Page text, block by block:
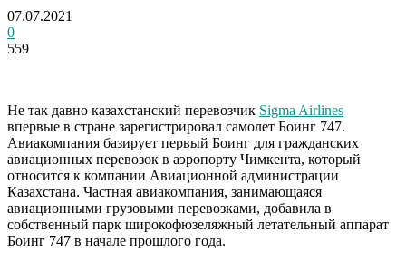
07.07.2021
0
559
Не так давно казахстанский перевозчик Sigma Airlines
впервые в стране зарегистрировал самолет Боинг 747.
Авиакомпания базирует первый Боинг для гражданских
авиационных перевозок в аэропорту Чимкента, который
относится к компании Авиационной администрации
Казахстана. Частная авиакомпания, занимающаяся
авиационными грузовыми перевозками, добавила в
собственный парк широкофюзеляжный летательный аппарат
Боинг 747 в начале прошлого года.